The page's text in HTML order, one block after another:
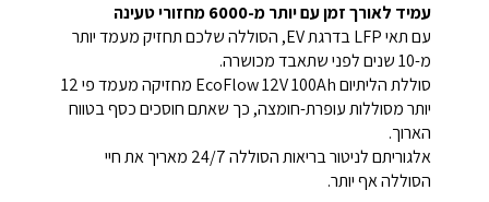
עמיד לאורך זמן עם יותר מ-6000 מחזורי טעינה
עם תאי LFP בדרגת EV, הסוללה שלכם תחזיק מעמד יותר
מ-10 שנים לפני שתאבד מכושרה.
סוללת הליתיום EcoFlow 12V 100Ah מחזיקה מעמד פי 12
יותר מסוללות עופרת-חומצה, כך שאתם חוסכים כסף בטווח
הארוך.
אלגוריתם לניטור בריאות הסוללה 24/7 מאריך את חיי
הסוללה אף יותר.